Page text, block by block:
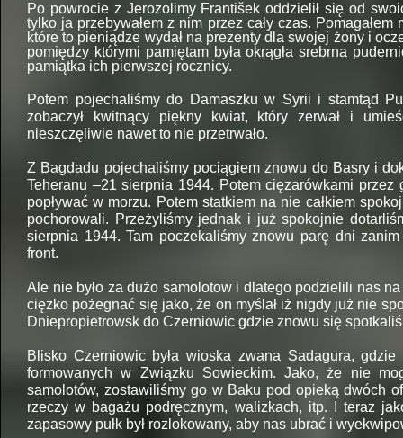
Po powrocie z Jerozolimy František oddzielił się od
tylko ja przebywałem z nim przez cały czas.
które to pieniądze wydał na prezenty dla swojej żony i
pomiędzy którymi pamiętam była okrągła srebrna
pamiątka ich pierwszej rocznicy.
Potem pojechaliśmy do Damaszku w Syrii i stamtąd
zobaczył kwitnący piękny kwiat, który zerwał i
nieszczęliwie nawet to nie przetrwało.
Z Bagdadu pojechaliśmy pociągiem znowu do Basry i
Teheranu –21 sierpnia 1944. Potem cięzarówkami
popływać w morzu. Potem statkiem na nie całkiem
pochorowali. Przeżyliśmy jednak i już spokojnie
sierpnia 1944. Tam poczekaliśmy znowu parę dni
front.
Ale nie było za dużo samolotow i dlatego podzielili nas
cięzko pożegnać się jako, że on myślał iż nigdy już nie
Dniepropietrowsk do Czerniowic gdzie znowu się
Blisko Czerniowic była wioska zwana Sadagura, gdzie
formowanych w Związku Sowieckim. Jako, że nie
samolotów, zostawiliśmy go w Baku pod opieką dwóch
rzeczy w bagażu podręcznym, walizkach, itp. I teraz
zapasowy pułk był rozlokowany, aby nas ubrać i